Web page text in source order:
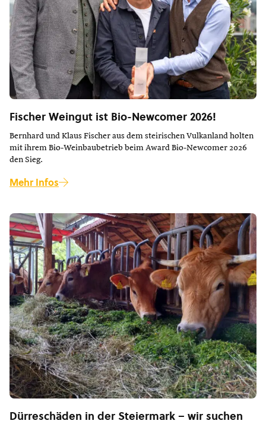
Fischer Weingut ist Bio-Newcomer 2026!
Bernhard und Klaus Fischer aus dem steirischen Vulkanland holten
mit ihrem Bio-Weinbaubetrieb beim Award Bio-Newcomer 2026
den Sieg.
Mehr Infos
Dürreschäden in der Steiermark – wir suchen